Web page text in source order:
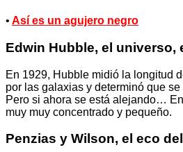
• Así es un agujero negro
Edwin Hubble, el universo,
En 1929, Hubble midió la longitud
por las galaxias y determinó que
Pero si ahora se está alejando…
muy muy concentrado y pequeño.
Penzias y Wilson, el eco